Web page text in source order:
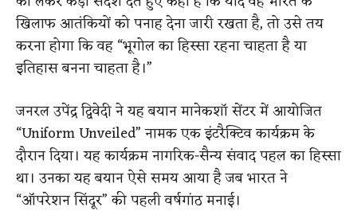
खिलाफ आतंकियों को पनाह देना जारी रखता है, तो उसे तय
करना होगा कि वह “भूगोल का हिस्सा रहना चाहता है या
इतिहास बनना चाहता है।”
जनरल उपेंद्र द्विवेदी ने यह बयान मानेकशॉ सेंटर में आयोजित
“Uniform Unveiled” नामक एक इंटरैक्टिव कार्यक्रम के
दौरान दिया। यह कार्यक्रम नागरिक-सैन्य संवाद पहल का हिस्सा
था। उनका यह बयान ऐसे समय आया है जब भारत ने
“ऑपरेशन सिंदूर” की पहली वर्षगांठ मनाई।